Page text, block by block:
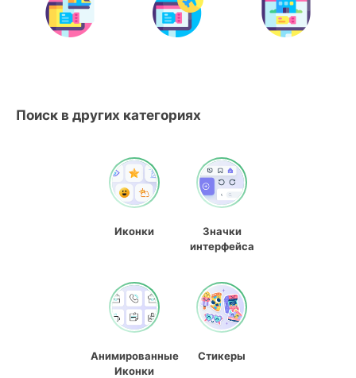
Поиск в других категориях
Иконки
Значки
интерфейса
Анимированные
Иконки
Стикеры